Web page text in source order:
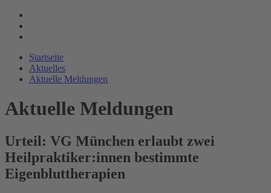
Startseite
Aktuelles
Aktuelle Meldungen
Aktuelle Meldungen
Urteil: VG München erlaubt zwei
Heilpraktiker:innen bestimmte
Eigenbluttherapien